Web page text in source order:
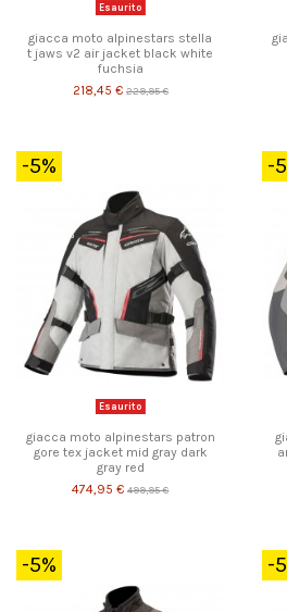
Esaurito
giacca moto alpinestars stella
t jaws v2 air jacket black white
fuchsia
218,45 € 229,95 €
-5%
Esaurito
giacca moto alpinestars patron
gore tex jacket mid gray dark
gray red
474,95 € 499,95 €
-
-5% -